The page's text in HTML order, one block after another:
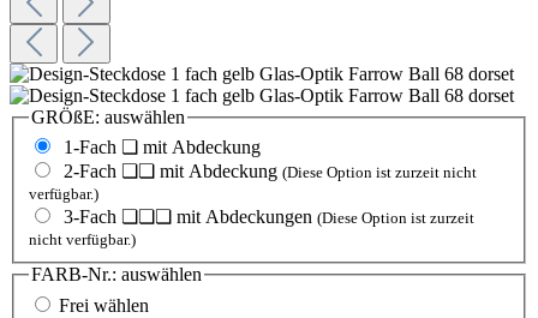
GRÖßE: auswählen
1-Fach ❏ mit Abdeckung
2-Fach ❏❏ mit Abdeckung (Diese Option ist zurzeit nicht
verfügbar.)
3-Fach ❏❏❏ mit Abdeckungen (Diese Option ist zurzeit
nicht verfügbar.)
FARB-Nr.: auswählen
Frei wählen